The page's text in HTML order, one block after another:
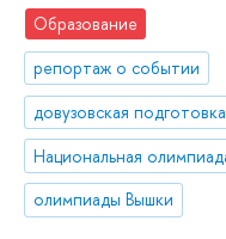
Образование
репортаж о событии
довузовская подготовка
олимпиады Вышки